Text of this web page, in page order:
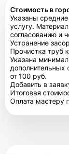
Стоимость в
Указаны
услугу.
согласованию и
Устранение
Прочистка труб
Указана
дополнительных
от 100 руб.
Добавить в
Итоговая
Оплата мастеру